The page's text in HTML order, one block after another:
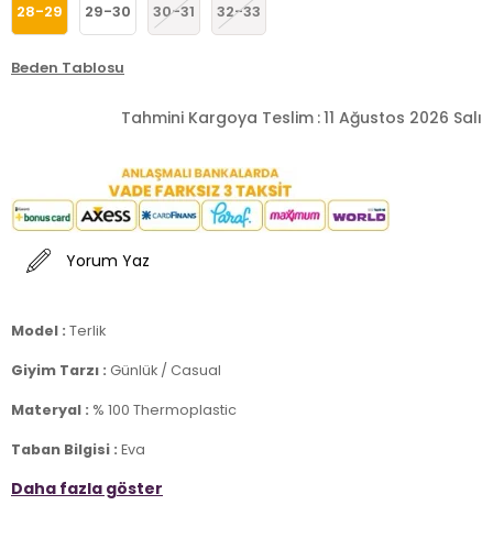
28-29 29-30 30-31 32-33
Beden Tablosu
Tahmini Kargoya Teslim :11 Ağustos 2026 Salı
Yorum Yaz
Model : Terlik
Giyim Tarzı : Günlük / Casual
Materyal : % 100 Thermoplastic
Taban Bilgisi : Eva
Detay :
Daha fazla göster